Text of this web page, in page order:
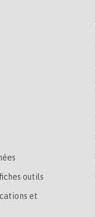
outils
et